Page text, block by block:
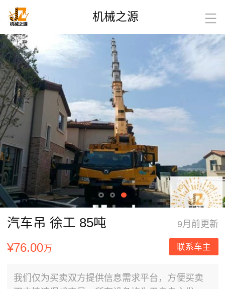
机械之源
汽车吊 徐工 85吨 9月前更新
¥76.00万 联系车主
我们仅为买卖双方提供信息需求平台，方便买卖